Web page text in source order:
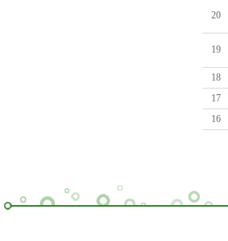
20
19
18
17
16